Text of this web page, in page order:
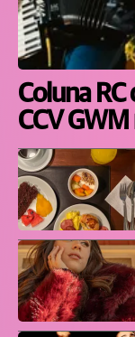
Coluna
CCV